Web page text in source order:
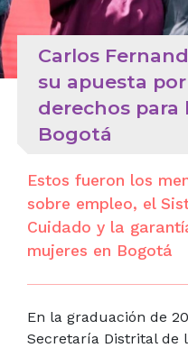
Carlos
su apuesta
derechos para
Bogotá
Estos fueron los
sobre empleo, el
Cuidado y la
mujeres en Bogotá
En la graduación de
Secretaría Distrital de